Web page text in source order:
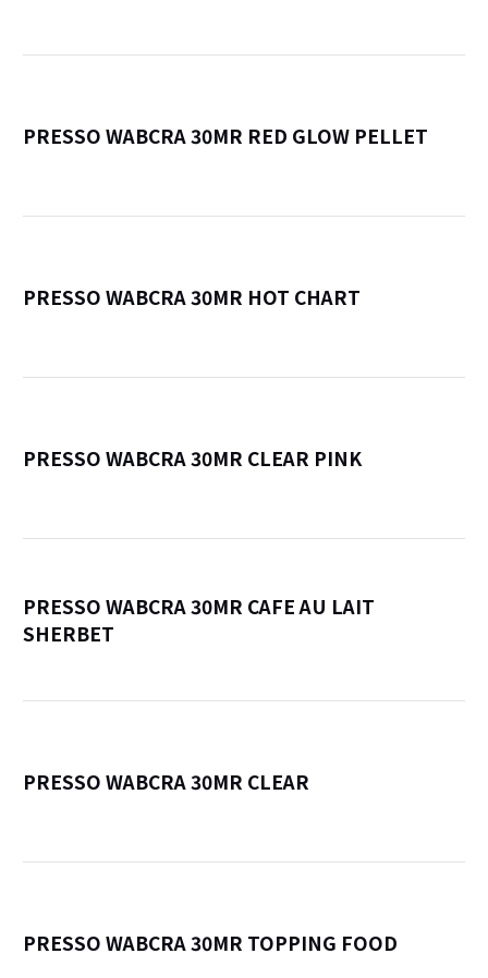
PRESSO WABCRA 30MR RED GLOW PELLET
PRESSO WABCRA 30MR HOT CHART
PRESSO WABCRA 30MR CLEAR PINK
PRESSO WABCRA 30MR CAFE AU LAIT
SHERBET
PRESSO WABCRA 30MR CLEAR
PRESSO WABCRA 30MR TOPPING FOOD